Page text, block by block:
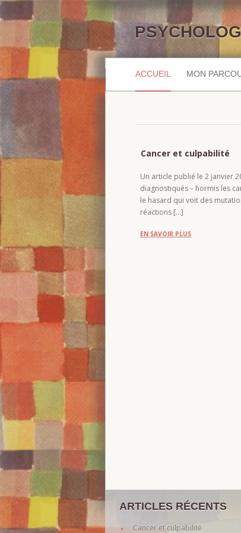
ACCUEIL MON
Cancer et culpabilité
Un article publié le 2 janvier
diagnostiqués – hormis les
le hasard qui voit des
réactions […]
EN SAVOIR PLUS
ARTICLES RÉCENTS
Cancer et culpabilité